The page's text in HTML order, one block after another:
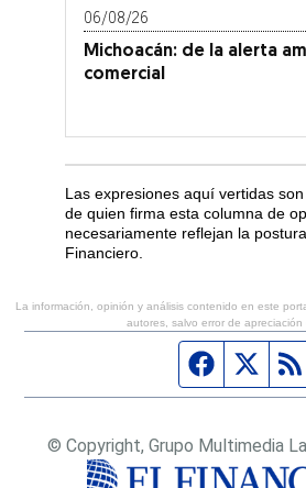
06/08/26
Michoacán: de la alerta
comercial
Las expresiones aquí vertidas
de quien firma esta columna de
necesariamente reflejan la
Financiero.
La información, opinión y análisis contenido en este
autores, salvo error de apreciación
Página de
© Copyright, Grupo Multimedia